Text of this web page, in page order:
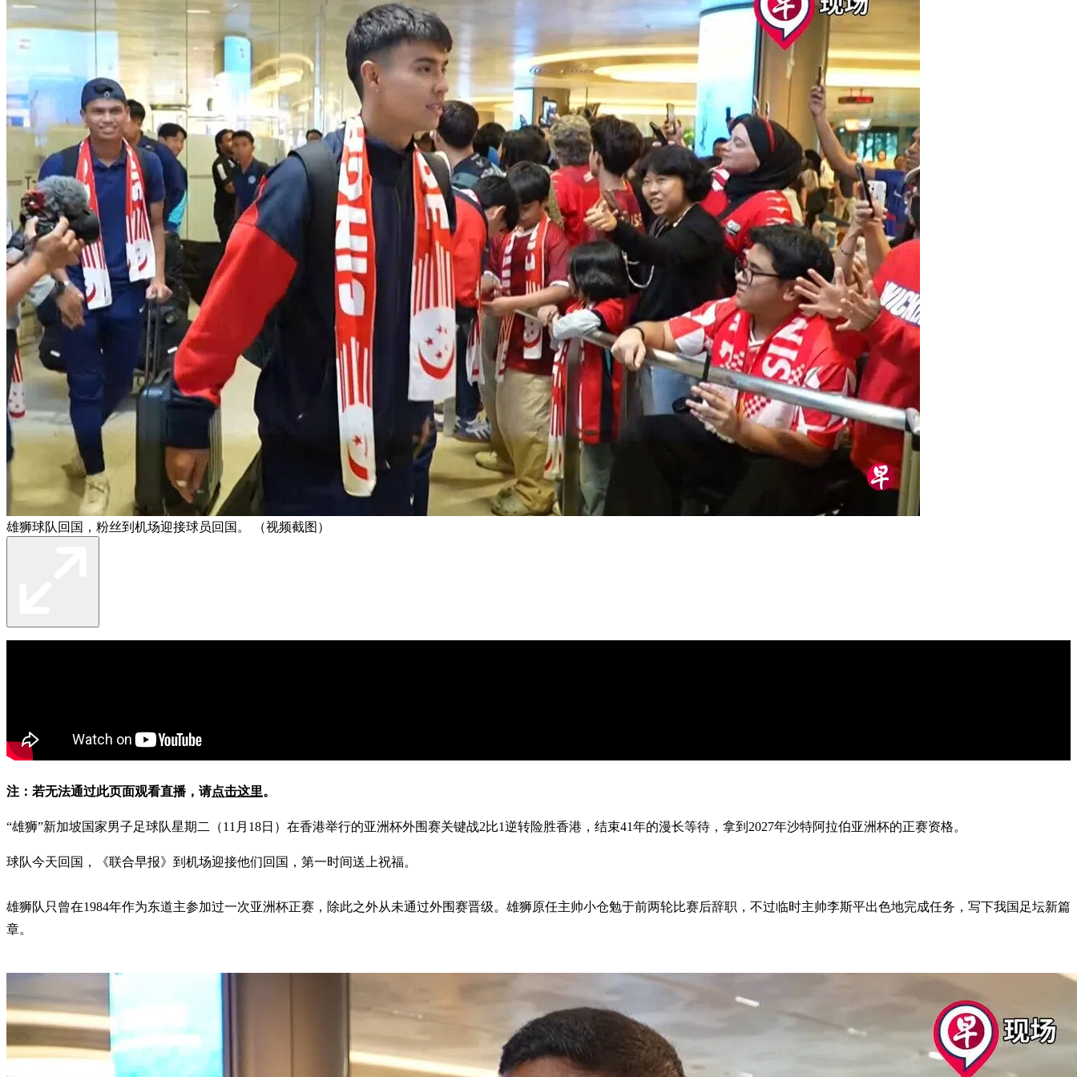
雄狮球队回国，粉丝到机场迎接球员回国。 （视频截图）
注：若无法通过此页面观看直播，请点击这里。
“雄狮”新加坡国家男子足球队星期二（11月18日）在香港举行的亚洲杯外围赛关键战2比1逆转险胜香港，结束41年的漫长等待，拿到2027年沙特阿拉伯亚洲杯的正赛资格。
球队今天回国，《联合早报》到机场迎接他们回国，第一时间送上祝福。
雄狮队只曾在1984年作为东道主参加过一次亚洲杯正赛，除此之外从未通过外围赛晋级。雄狮原任主帅小仓勉于前两轮比赛后辞职，不过临时主帅李斯平出色地完成任务，写下我国足坛新篇
章。